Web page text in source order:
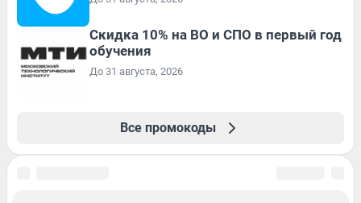
Скидка 10% на ВО и СПО в первый год
обучения
До 31 августа, 2026
Все промокоды